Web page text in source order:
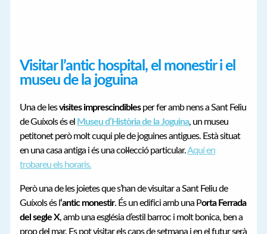
Visitar l’antic hospital, el monestir i el
museu de la joguina
Una de lesvisites imprescindiblesper fer amb nens a Sant Feliu
de Guíxols és el Museu d’Història de la Joguina, un museu
petitonet però molt cuqui ple de joguines antigues. Està situat
en una casa antiga i és una col·lecció particular.Aquí en
trobareu els horaris.
Però una de les joietes que s’han de visuitar a Sant Feliu de
Guíxols és l‘antic monestir. És un edifici amb una Porta Ferrada
del segle X, amb una església d’estil barroc i molt bonica, ben a
prop del mar. Es pot visitar els caps de setmana i en el futur serà